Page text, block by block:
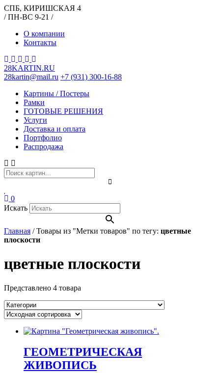
СПБ, КИРИШСКАЯ 4
/ ПН-ВС 9-21 /
О компании
Контакты
28KARTIN.RU
28kartin@mail.ru +7 (931) 300-16-88
Картины / Постеры
Рамки
ГОТОВЫЕ РЕШЕНИЯ
Услуги
Доставка и оплата
Портфолио
Распродажа
0
Искать
Главная /Товары из "Метки товаров" по тегу: цветные
плоскости
цветные плоскости
Представлено 4 товара
ГЕОМЕТРИЧЕСКАЯ
ЖИВОПИСЬ